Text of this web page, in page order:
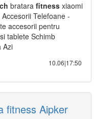
bratara fitness xiaomi
Telefoane -
accesorii pentru
tablete Schimb
Azi
10.06|17:50
fitness Aipker